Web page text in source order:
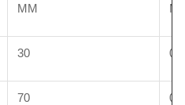
MM
30
70